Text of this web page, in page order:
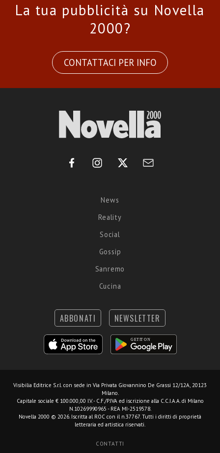
La tua pubblicità su Novella
2000?
CONTATTACI PER INFO
News
Reality
Social
Gossip
Sanremo
Cucina
ABBONATI NEWSLETTER
Visibilia Editrice S.r.l. con sede in Via Privata Giovannino De Grassi 12/12A, 20123
Milano.
Capitale sociale € 100.000,00 I.V. - C.F./P.IVA ed iscrizione alla C.C.I.A.A. di Milano
N.10269990965 - REA MI-2519578.
Novella 2000 © 2026. Iscritta al ROC con il n.37767. Tutti i diritti di proprietà
letteraria ed artistica riservati.
CONTATTI